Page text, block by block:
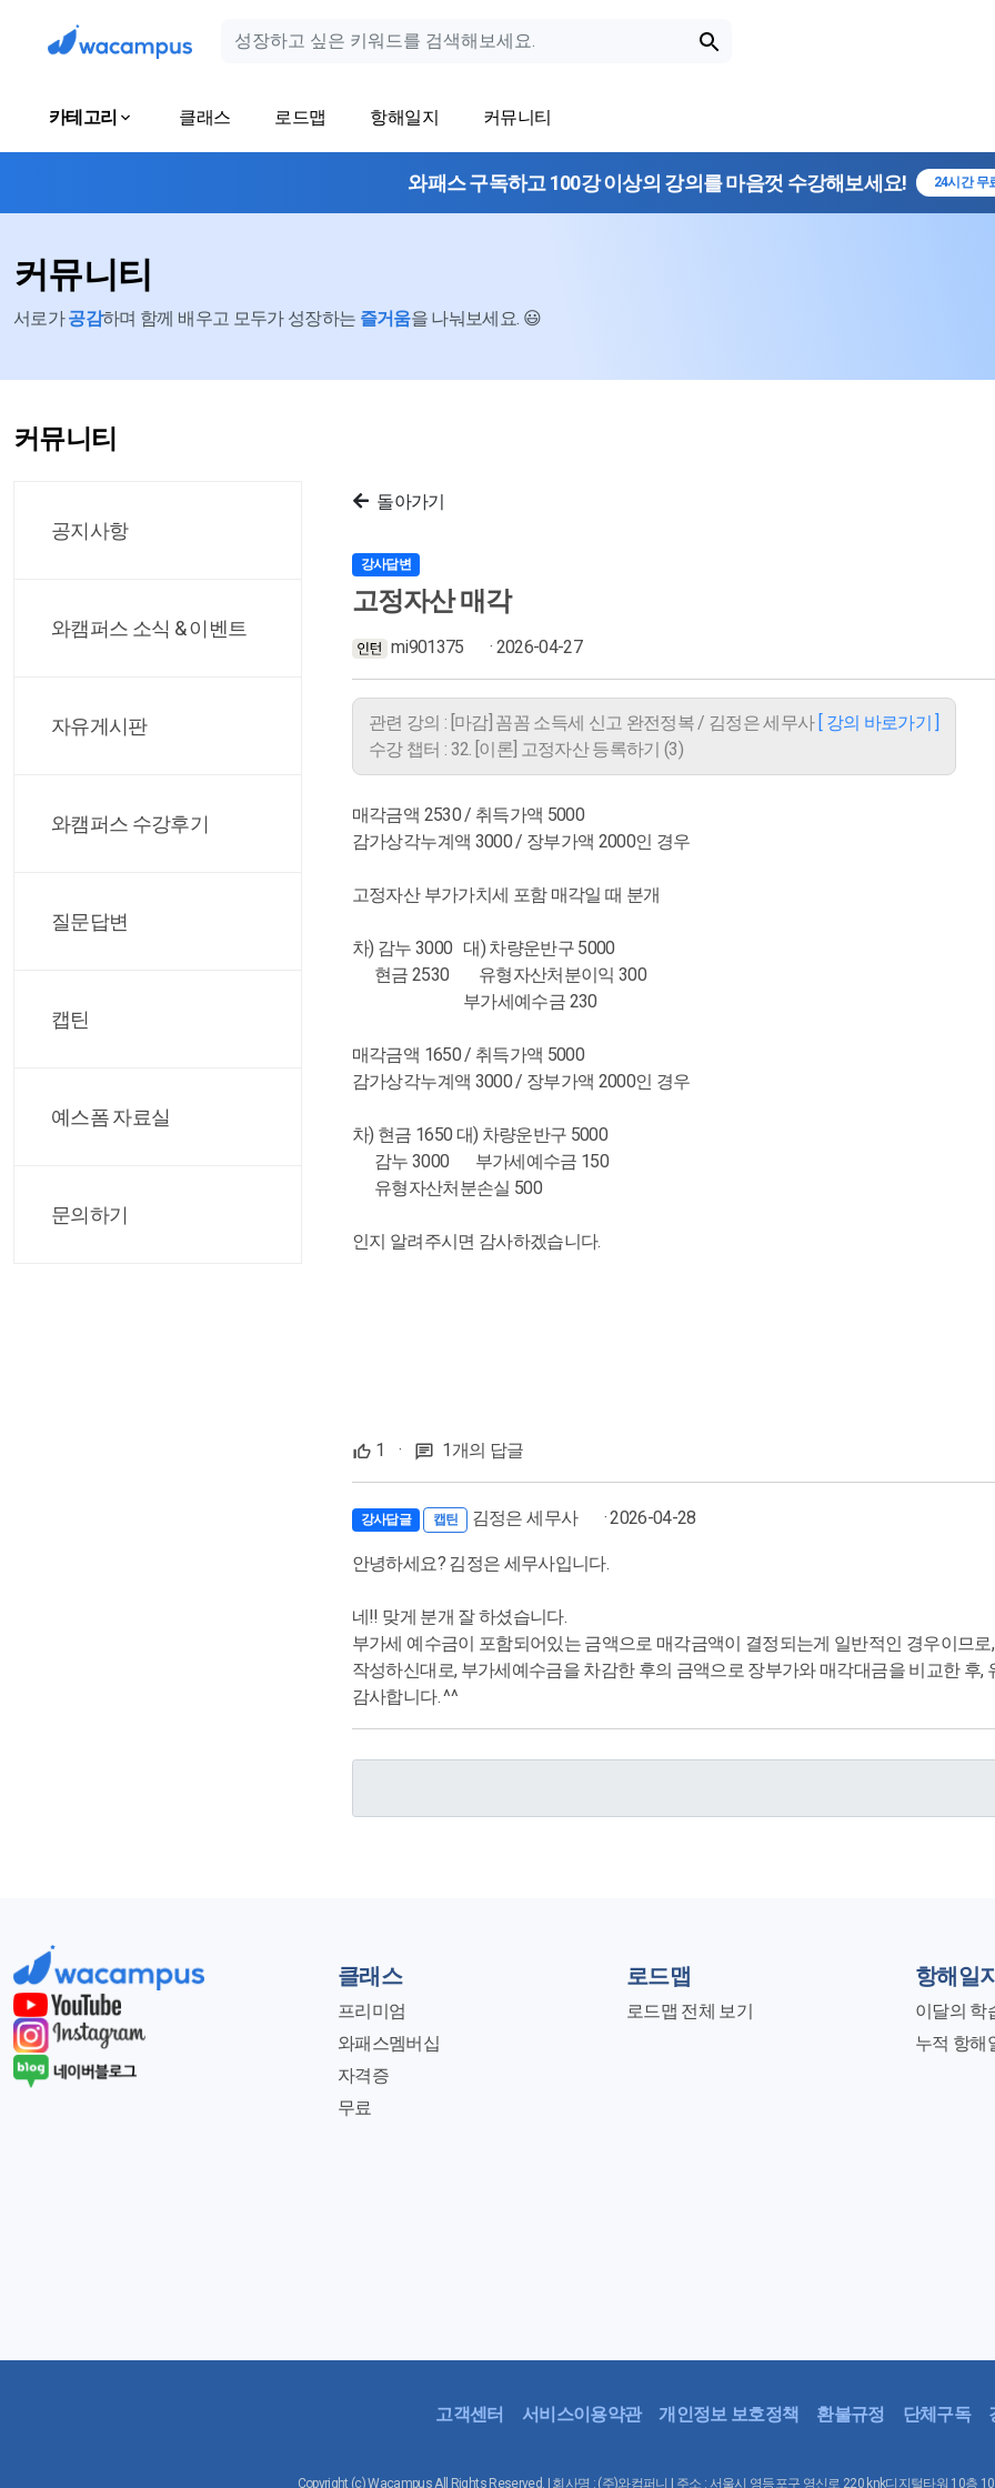
카테고리 클래스 로드맵 항해일지 커뮤니티
와패스 구독하고 100강 이상의 강의를 마음껏 수강해보세요! 24시간 무
커뮤니티
서로가공감하며 함께 배우고 모두가 성장하는 즐거움을 나눠보세요. 😃
커뮤니티
공지사항
와캠퍼스 소식 & 이벤트
자유게시판
와캠퍼스 수강후기
질문답변
캡틴
예스폼 자료실
문의하기
돌아가기
강사답변
고정자산 매각
mi901375 · 2026-04-27
관련 강의 : [마감] 꼼꼼 소득세 신고 완전정복 / 김정은 세무사 [ 강의 바로가기 ]
수강 챕터 : 32. [이론] 고정자산 등록하기 (3)
매각금액 2530 / 취득가액 5000
감가상각누계액 3000 / 장부가액 2000인 경우
고정자산 부가가치세 포함 매각일 때 분개
차) 감누 3000 대) 차량운반구 5000
현금 2530 유형자산처분이익 300
부가세예수금 230
매각금액 1650 / 취득가액 5000
감가상각누계액 3000 / 장부가액 2000인 경우
차) 현금 1650 대) 차량운반구 5000
감누 3000 부가세예수금 150
유형자산처분손실 500
인지 알려주시면 감사하겠습니다.
1 · 1개의 답글
강사답글 캡틴 김정은 세무사 · 2026-04-28
안녕하세요? 김정은 세무사입니다.
네!! 맞게 분개 잘 하셨습니다.
부가세 예수금이 포함되어있는 금액으로 매각금액이 결정되는게 일반적인 경우이므로,
작성하신대로, 부가세예수금을 차감한 후의 금액으로 장부가와 매각대금을 비교한 후
감사합니다. ^^
클래스
프리미엄
와패스멤버십
자격증
무료
로드맵
로드맵 전체 보기
항해일
이달의 학
누적 항해
고객센터 서비스이용약관 개인정보 보호정책 환불규정 단체구독
Copyright (c) Wacampus All Rights Reserved. | 회사명 : (주)와컴퍼니 | 주소 : 서울시 영등포구 영신로 220 knk디지털타워 10층